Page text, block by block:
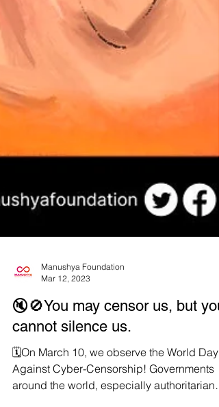
Manushya Foundation
Mar 12, 2023
cannot silence us.
🗓On March 10, we observe the World Day